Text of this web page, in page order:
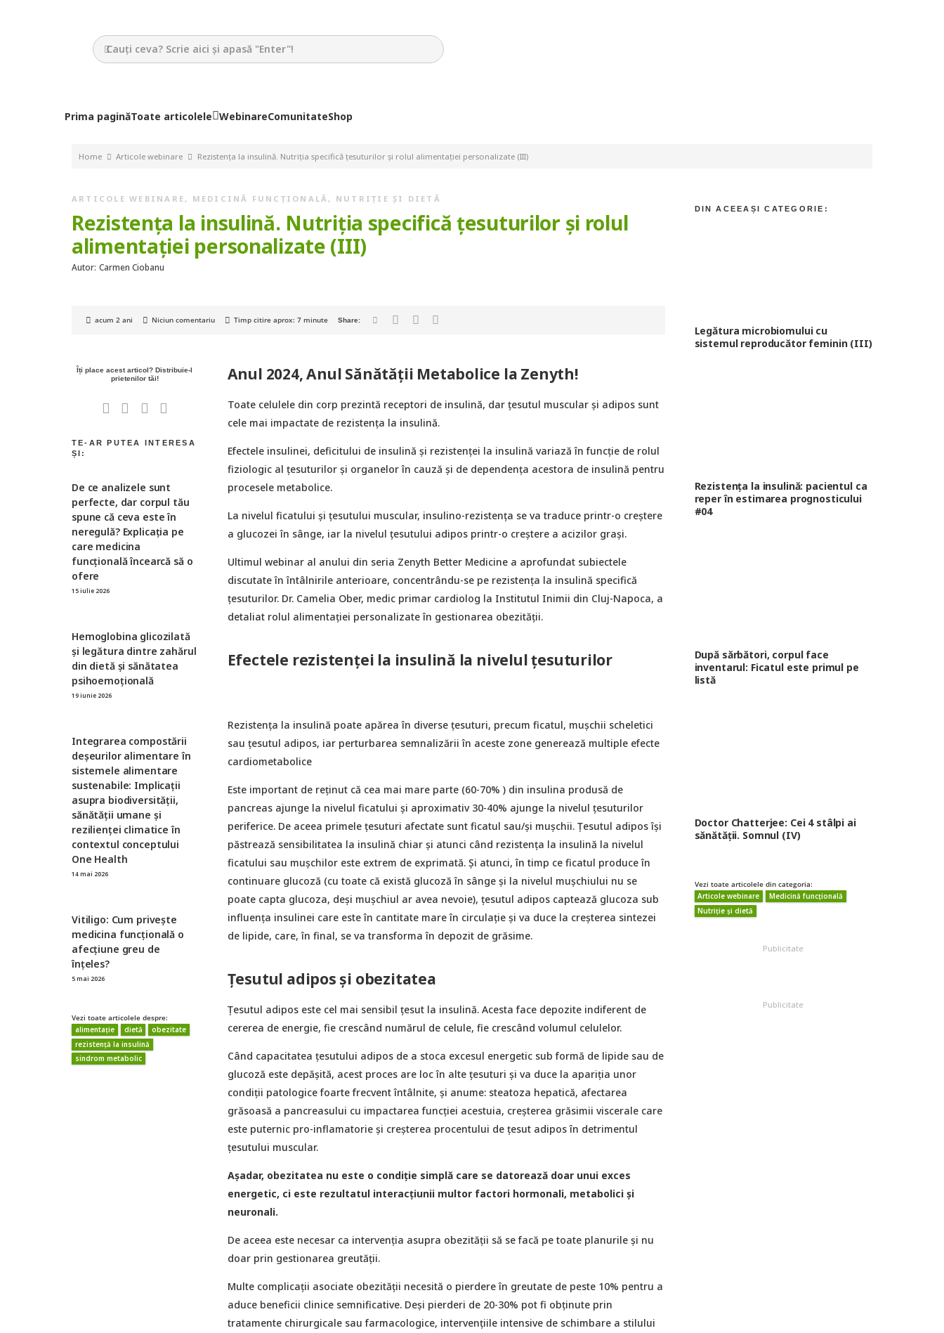
Prima paginăToate articolele WebinareComunitateShop
Home Articole webinare Rezistența la insulină. Nutriția specifică țesuturilor și rolul alimentației personalizate (III)
ARTICOLE WEBINARE , MEDICINĂ FUNCȚIONALĂ , NUTRIȚIE ȘI DIETĂ
Rezistența la insulină. Nutriția specifică țesuturilor și rolul
alimentației personalizate (III)
Autor: Carmen Ciobanu
acum 2 ani Niciun comentariu Timp citire aprox: 7 minute
De ce analizele sunt
perfecte, dar corpul tău
spune că ceva este în
neregulă? Explicația pe
care medicina
funcțională încearcă să o
ofere
15 iulie 2026
Hemoglobina glicozilată
şi legătura dintre zahărul
din dietă şi sănătatea
psihoemoțională
19 iunie 2026
Integrarea compostării
deșeurilor alimentare în
sistemele alimentare
sustenabile: Implicații
asupra biodiversității,
sănătății umane și
rezilienței climatice în
contextul conceptului
One Health
14 mai 2026
Vitiligo: Cum privește
medicina funcțională o
afecțiune greu de
înțeles?
5 mai 2026
Vezi toate articolele despre:
alimentație
dietă
obezitate
rezistență la insulină
sindrom metabolic
Anul 2024, Anul Sănătății Metabolice la Zenyth!
Toate celulele din corp prezintă receptori de insulină, dar țesutul muscular și adipos sunt
cele mai impactate de rezistența la insulină.
Efectele insulinei, deficitului de insulină și rezistenței la insulină variază în funcție de rolul
fiziologic al țesuturilor și organelor în cauză și de dependența acestora de insulină pentru
procesele metabolice.
La nivelul ficatului și țesutului muscular, insulino-rezistența se va traduce printr-o creștere
a glucozei în sânge, iar la nivelul țesutului adipos printr-o creștere a acizilor grași.
Ultimul webinar al anului din seria Zenyth Better Medicine a aprofundat subiectele
discutate în întâlnirile anterioare, concentrându-se pe rezistența la insulină specifică
țesuturilor. Dr. Camelia Ober, medic primar cardiolog la Institutul Inimii din Cluj-Napoca, a
detaliat rolul alimentației personalizate în gestionarea obezității.
Efectele rezistenței la insulină la nivelul țesuturilor
Rezistența la insulină poate apărea în diverse țesuturi, precum ficatul, mușchii scheletici
sau țesutul adipos, iar perturbarea semnalizării în aceste zone generează multiple efecte
cardiometabolice
Este important de reținut că cea mai mare parte (60-70% ) din insulina produsă de
pancreas ajunge la nivelul ficatului și aproximativ 30-40% ajunge la nivelul țesuturilor
periferice. De aceea primele țesuturi afectate sunt ficatul sau/și mușchii. Țesutul adipos își
păstrează sensibilitatea la insulină chiar și atunci când rezistența la insulină la nivelul
ficatului sau mușchilor este extrem de exprimată. Și atunci, în timp ce ficatul produce în
continuare glucoză (cu toate că există glucoză în sânge și la nivelul mușchiului nu se
poate capta glucoza, deși mușchiul ar avea nevoie), țesutul adipos captează glucoza sub
influența insulinei care este în cantitate mare în circulație și va duce la creșterea sintezei
de lipide, care, în final, se va transforma în depozit de grăsime.
Țesutul adipos și obezitatea
Țesutul adipos este cel mai sensibil țesut la insulină. Acesta face depozite indiferent de
cererea de energie, fie crescând numărul de celule, fie crescând volumul celulelor.
Când capacitatea țesutului adipos de a stoca excesul energetic sub formă de lipide sau de
glucoză este depășită, acest proces are loc în alte țesuturi și va duce la apariția unor
condiții patologice foarte frecvent întâlnite, și anume: steatoza hepatică, afectarea
grăsoasă a pancreasului cu impactarea funcției acestuia, creșterea grăsimii viscerale care
este puternic pro-inflamatorie și creșterea procentului de țesut adipos în detrimentul
țesutului muscular.
Așadar, obezitatea nu este o condiție simplă care se datorează doar unui exces
energetic, ci este rezultatul interacțiunii multor factori hormonali, metabolici și
neuronali.
De aceea este necesar ca intervenția asupra obezității să se facă pe toate planurile și nu
doar prin gestionarea greutății.
Multe complicații asociate obezității necesită o pierdere în greutate de peste 10% pentru a
aduce beneficii clinice semnificative. Deși pierderi de 20-30% pot fi obținute prin
tratamente chirurgicale sau farmacologice, intervențiile intensive de schimbare a stilului
Legătura microbiomului cu
sistemul reproducător feminin (III)
Rezistența la insulină: pacientul ca
reper în estimarea prognosticului
#04
După sărbători, corpul face
inventarul: Ficatul este primul pe
listă
Doctor Chatterjee: Cei 4 stâlpi ai
sănătăţii. Somnul (IV)
Vezi toate articolele din categoria:
Articole webinare
Medicină funcțională
Nutriție și dietă
Publicitate
Publicitate